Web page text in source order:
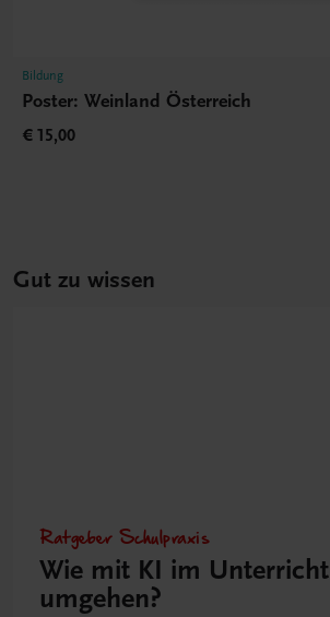
Bildung
Poster: Weinland Österreich
€ 15,00
Gut zu wissen
Ratgeber Schulpraxis
Wie mit KI im Unterricht
umgehen?